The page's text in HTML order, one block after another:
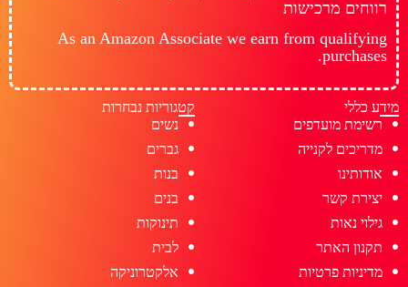
רווחים מרכישות
As an Amazon Associate we earn from qualifying
purchases.
מידע כללי
רשימת מועדפים
מדריכים לקנייה
אודותינו
יצירת קשר
גילוי נאות
תקנון האתר
מדיניות פרטיות
קטגוריות נבחרות
נשים
גברים
בנות
בנים
תינוקות
לבית
אלקטרוניקה